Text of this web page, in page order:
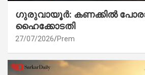
ഗുരുവായൂർ: കണക്കിൽ
ഹൈക്കോടതി
27/07/2026 Prem